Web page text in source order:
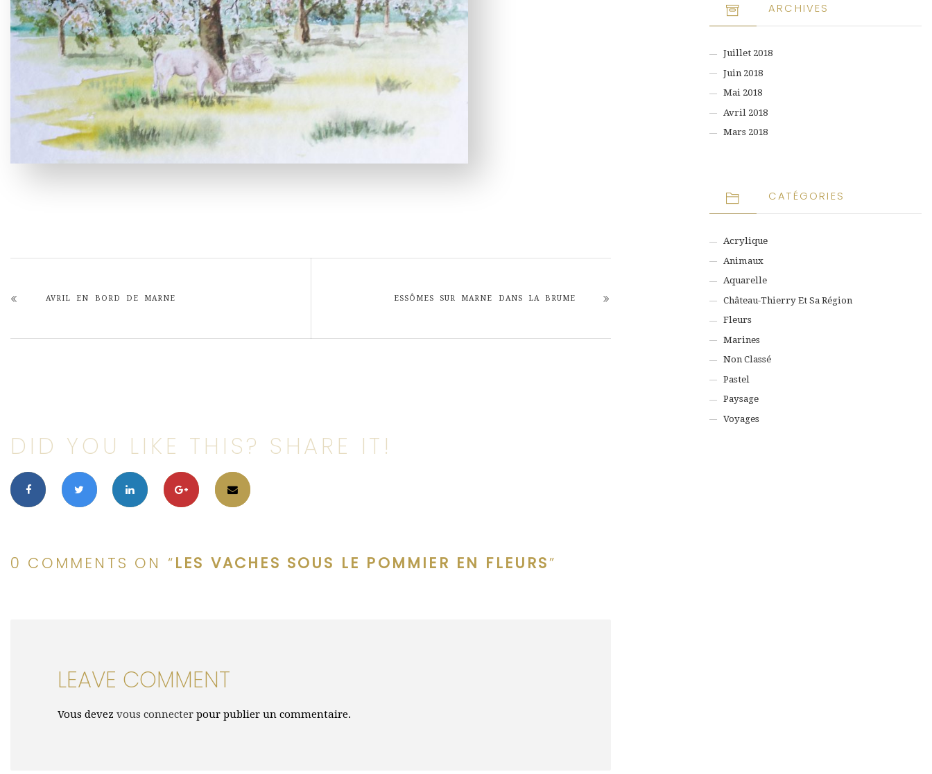
AVRIL EN BORD DE MARNE ESSÔMES SUR MARNE DANS LA BRUME
DID YOU LIKE THIS? SHARE IT!
0 COMMENTS ON “LES VACHES SOUS LE POMMIER EN FLEURS”
LEAVE COMMENT
Vous devez vous connecter pour publier un commentaire.
ARCHIVES
Juillet 2018
Juin 2018
Mai 2018
Avril 2018
Mars 2018
CATÉGORIES
Acrylique
Animaux
Aquarelle
Château-Thierry Et Sa Région
Fleurs
Marines
Non Classé
Pastel
Paysage
Voyages